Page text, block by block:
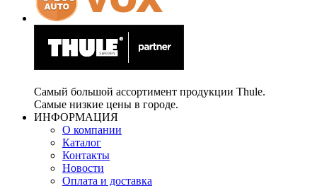
Самый большой ассортимент продукции Thule.
Самые низкие цены в городе.
ИНФОРМАЦИЯ
О компании
Каталог
Контакты
Новости
Оплата и доставка